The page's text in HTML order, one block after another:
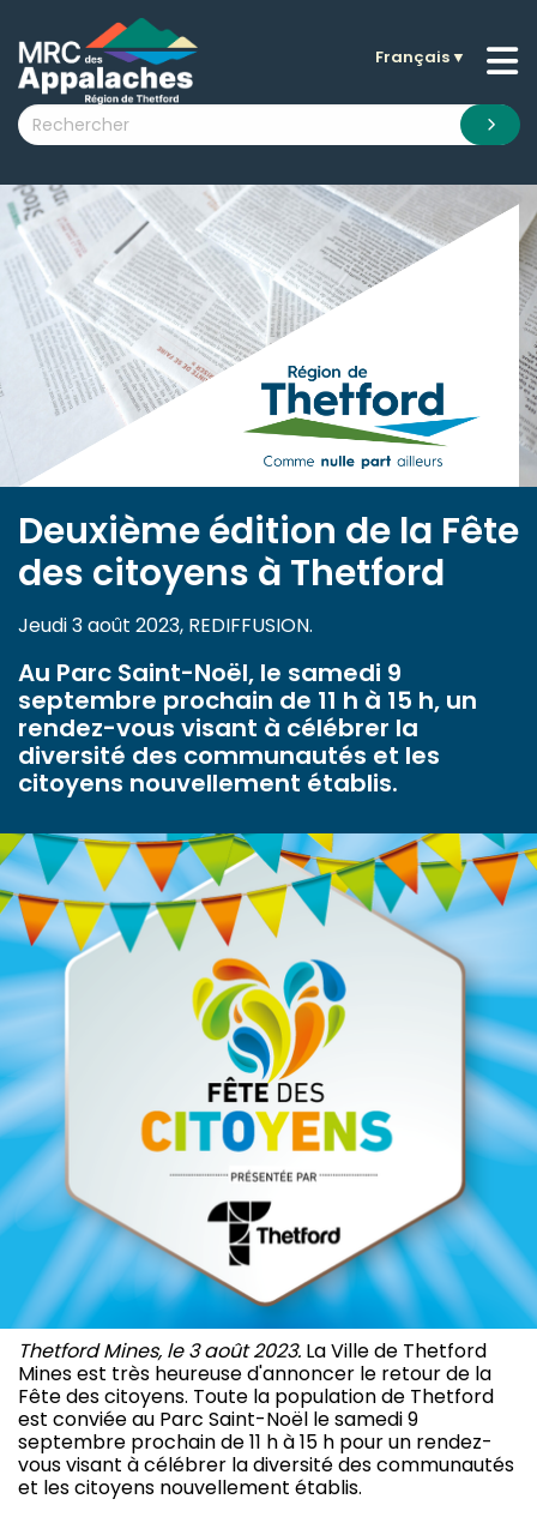
submenu (La MRC )
submenu (Citoyens )
submenu (Visiteurs )
submenu (Nouvelles )
submenu (Documentation )
Français▼
Deuxième édition de la Fête
des citoyens à Thetford
Jeudi 3 août 2023, REDIFFUSION.
Au Parc Saint-Noël, le samedi 9
septembre prochain de 11 h à 15 h, un
rendez-vous visant à célébrer la
diversité des communautés et les
citoyens nouvellement établis.
Thetford Mines, le 3 août 2023. La Ville de Thetford
Mines est très heureuse d'annoncer le retour de la
Fête des citoyens. Toute la population de Thetford
est conviée au Parc Saint-Noël le samedi 9
septembre prochain de 11 h à 15 h pour un rendez-
vous visant à célébrer la diversité des communautés
et les citoyens nouvellement établis.